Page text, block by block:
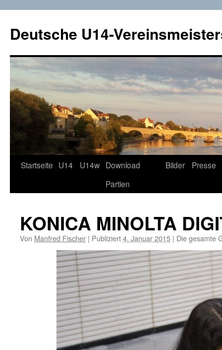
Deutsche U14-
Zum
Startseite U14 U14w Download
Partien
Bilder Presse
KONICA MINOLTA
Von Manfred Fischer | Publiziert4. Januar 2015 | Die gesamte